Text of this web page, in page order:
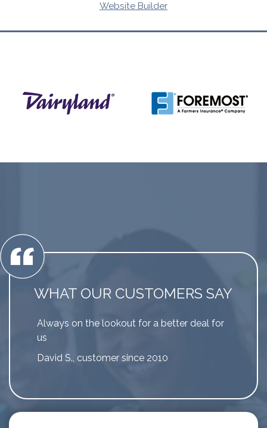
Website Builder
WHAT OUR CUSTOMERS SAY
Always on the lookout for a better deal for
us
David S., customer since 2010